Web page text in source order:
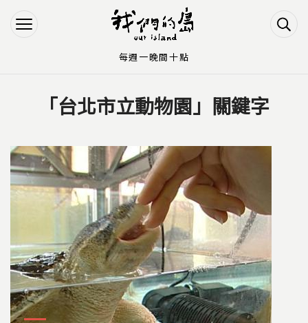
Jump to Navigation
Jump to Main content
您在這裡「台北市立動物園」關鍵字
每週一晚間十點